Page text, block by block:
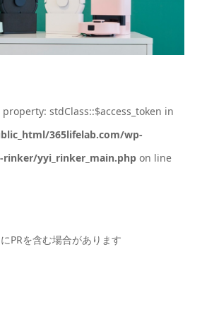
stdClass::$access_token in
365lifelab.com/wp-
yyi_rinker_main.phpon line
PRを含む場合があります